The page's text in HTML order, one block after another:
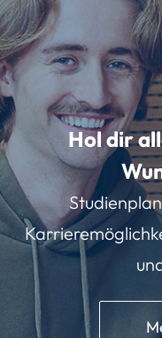
Hol dir